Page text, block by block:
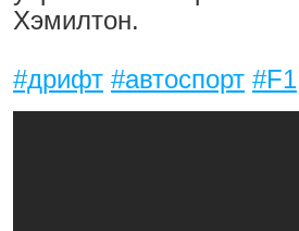
Хэмилтон.
#дрифт #автоспорт #F1